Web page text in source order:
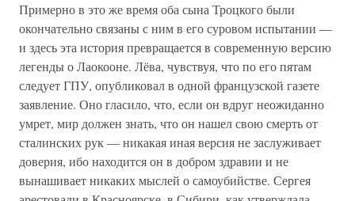
Примерно в это же время оба сына Троцкого были
окончательно связаны с ним в его суровом испытании —
и здесь эта история превращается в современную версию
легенды о Лаокооне. Лёва, чувствуя, что по его пятам
следует ГПУ, опубликовал в одной французской газете
заявление. Оно гласило, что, если он вдруг неожиданно
умрет, мир должен знать, что он нашел свою смерть от
сталинских рук — никакая иная версия не заслуживает
доверия, ибо находится он в добром здравии и не
вынашивает никаких мыслей о самоубийстве. Сергея